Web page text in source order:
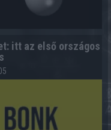
itt az első országos